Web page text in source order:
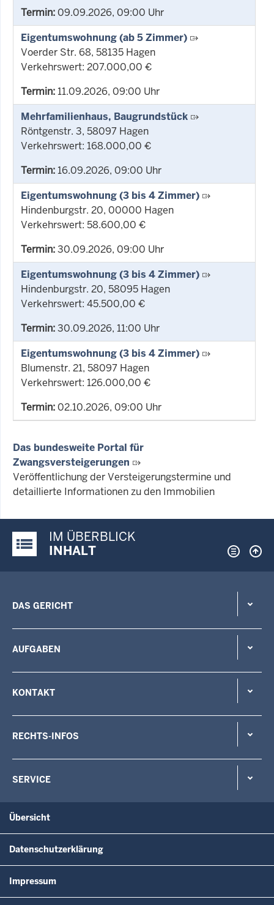
Termin:09.09.2026, 09:00 Uhr
Eigentumswohnung (ab 5 Zimmer)
Voerder Str. 68, 58135 Hagen
Verkehrswert: 207.000,00 €
Termin:11.09.2026, 09:00 Uhr
Mehrfamilienhaus, Baugrundstück
Röntgenstr. 3, 58097 Hagen
Verkehrswert: 168.000,00 €
Termin:16.09.2026, 09:00 Uhr
Eigentumswohnung (3 bis 4 Zimmer)
Hindenburgstr. 20, 00000 Hagen
Verkehrswert: 58.600,00 €
Termin:30.09.2026, 09:00 Uhr
Eigentumswohnung (3 bis 4 Zimmer)
Hindenburgstr. 20, 58095 Hagen
Verkehrswert: 45.500,00 €
Termin:30.09.2026, 11:00 Uhr
Eigentumswohnung (3 bis 4 Zimmer)
Blumenstr. 21, 58097 Hagen
Verkehrswert: 126.000,00 €
Termin:02.10.2026, 09:00 Uhr
Das bundesweite Portal für
Zwangsversteigerungen
Veröffentlichung der Versteigerungstermine und
detaillierte Informationen zu den Immobilien
Justiz-Portal im Überblick:
IM ÜBERBLICK
INHALT
DAS GERICHT
AUFGABEN
KONTAKT
RECHTS-INFOS
SERVICE
Übersicht
Datenschutzerklärung
Impressum